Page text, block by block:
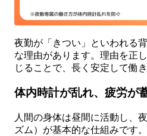
夜勤が「きつい」といわれる
な理由があります。理由を正
じることで、長く安定して働
体内時計が乱れ、疲労が
人間の身体は昼間に活動し、
ズム）が基本的な仕組みです